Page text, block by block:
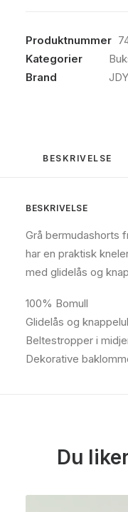
Produktnummer
Kategorier
Brand
JDY
BESKRIVELSE
BESKRIVELSE
Grå bermudashorts
har en praktisk
med glidelås og
100% Bomull
Glidelås og
Beltestropper i
Dekorative
Du